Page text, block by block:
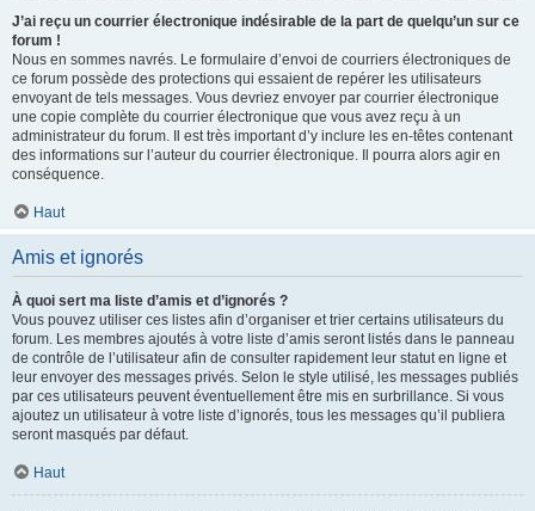
J’ai reçu un courrier électronique indésirable de la part de quelqu’un sur ce
forum !
Nous en sommes navrés. Le formulaire d’envoi de courriers électroniques de
ce forum possède des protections qui essaient de repérer les utilisateurs
envoyant de tels messages. Vous devriez envoyer par courrier électronique
une copie complète du courrier électronique que vous avez reçu à un
administrateur du forum. Il est très important d’y inclure les en-têtes contenant
des informations sur l’auteur du courrier électronique. Il pourra alors agir en
conséquence.
Haut
Amis et ignorés
À quoi sert ma liste d’amis et d’ignorés ?
Vous pouvez utiliser ces listes afin d’organiser et trier certains utilisateurs du
forum. Les membres ajoutés à votre liste d’amis seront listés dans le panneau
de contrôle de l’utilisateur afin de consulter rapidement leur statut en ligne et
leur envoyer des messages privés. Selon le style utilisé, les messages publiés
par ces utilisateurs peuvent éventuellement être mis en surbrillance. Si vous
ajoutez un utilisateur à votre liste d’ignorés, tous les messages qu’il publiera
seront masqués par défaut.
Haut